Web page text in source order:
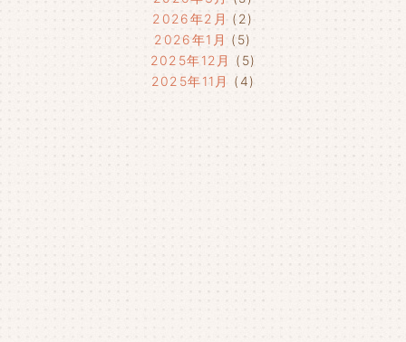
2026年2月 (2)
2026年1月 (5)
2025年12月
(5)
2025年11月
(4)
2025年9月
(4)
2025年1月